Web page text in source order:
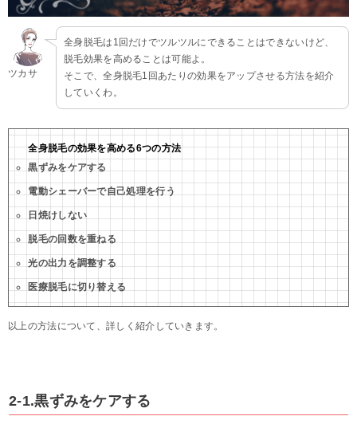
ツカサ
全身脱毛は1回だけでツルツルにできることはできないけど、
脱毛効果を高めることは可能よ。
そこで、全身脱毛1回あたりの効果をアップさせる方法を紹介
していくわ。
全身脱毛の効果を高める6つの方法
黒ずみをケアする
電動シェーバーで自己処理を行う
日焼けしない
脱毛の回数を重ねる
光の出力を調整する
医療脱毛に切り替える
以上の方法について、詳しく紹介していきます。
2-1.黒ずみをケアする